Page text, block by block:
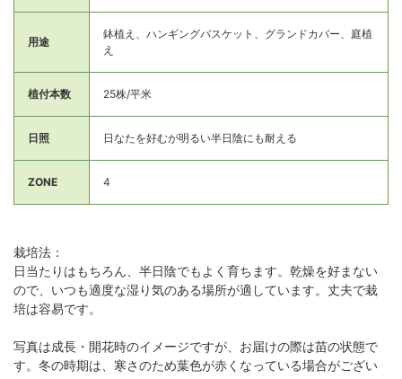
用途
鉢植え、ハンギングバスケット、グランドカバー、庭植
え
植付本数 25株/平米
日照 日なたを好むが明るい半日陰にも耐える
ZONE 4
栽培法：
日当たりはもちろん、半日陰でもよく育ちます。乾燥を好まない
ので、いつも適度な湿り気のある場所が適しています。丈夫で栽
培は容易です。
写真は成長・開花時のイメージですが、お届けの際は苗の状態で
す。冬の時期は、寒さのため葉色が赤くなっている場合がござい